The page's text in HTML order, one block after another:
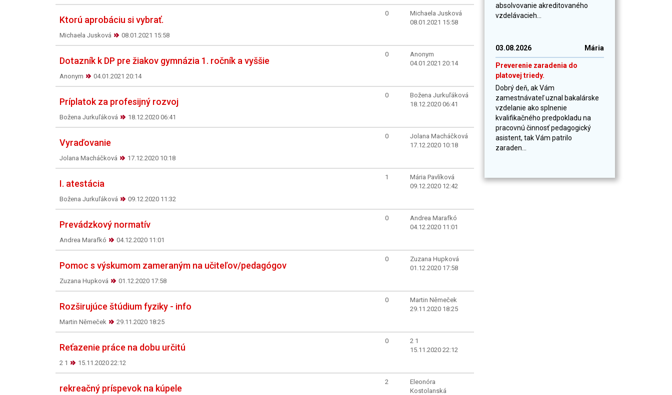
Ktorú aprobáciu si vybrať.
Michaela Jusková 08.01.2021 15:58
0
Michaela Jusková
08.01.2021 15:58
Dotazník k DP pre žiakov gymnázia 1. ročník a vyššie
Anonym 04.01.2021 20:14
0
Anonym
04.01.2021 20:14
Príplatok za profesijný rozvoj
Božena Jurkuľáková 18.12.2020 06:41
0
Božena Jurkuľáková
18.12.2020 06:41
Vyraďovanie
Jolana Macháčková 17.12.2020 10:18
0
Jolana Macháčková
17.12.2020 10:18
I. atestácia
Božena Jurkuľáková 09.12.2020 11:32
1
Mária Pavlíková
09.12.2020 12:42
Prevádzkový normatív
Andrea Marafkó 04.12.2020 11:01
0
Andrea Marafkó
04.12.2020 11:01
Pomoc s výskumom zameraným na učiteľov/pedagógov
Zuzana Hupková 01.12.2020 17:58
0
Zuzana Hupková
01.12.2020 17:58
Rozširujúce štúdium fyziky - info
Martin Němeček 29.11.2020 18:25
0
Martin Němeček
29.11.2020 18:25
Reťazenie práce na dobu určitú
2 1 15.11.2020 22:12
0
2 1
15.11.2020 22:12
rekreačný príspevok na kúpele
2
Eleonóra
Kostolanská
absolvovanie akreditovaného
vzdelávacieh...
03.08.2026 Mária
Preverenie zaradenia do
platovej triedy.
Dobrý deň, ak Vám
zamestnávateľ uznal bakalárske
vzdelanie ako splnenie
kvalifikačného predpokladu na
pracovnú činnosť pedagogický
asistent, tak Vám patrilo
zaraden...